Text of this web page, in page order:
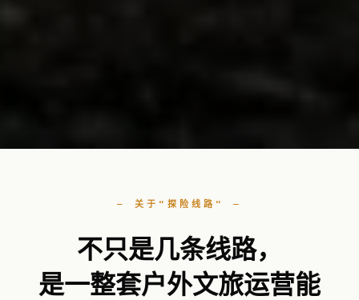
— 关于"探险线路" —
不只是几条线路，
是一整套户外文旅运营能